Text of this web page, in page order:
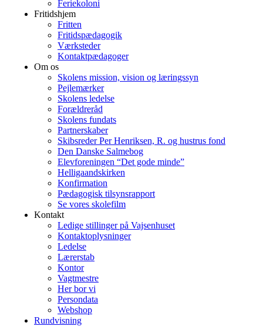
Feriekoloni
Fritidshjem
Fritten
Fritidspædagogik
Værksteder
Kontaktpædagoger
Om os
Skolens mission, vision og læringssyn
Pejlemærker
Skolens ledelse
Forældreråd
Skolens fundats
Partnerskaber
Skibsreder Per Henriksen, R. og hustrus fond
Den Danske Salmebog
Elevforeningen “Det gode minde”
Helligaandskirken
Konfirmation
Pædagogisk tilsynsrapport
Se vores skolefilm
Kontakt
Ledige stillinger på Vajsenhuset
Kontaktoplysninger
Ledelse
Lærerstab
Kontor
Vagtmestre
Her bor vi
Persondata
Webshop
Rundvisning